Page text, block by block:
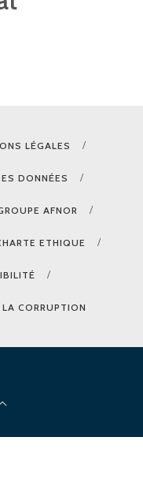
LÉGALES
DONNÉES
AFNOR
ETHIQUE
CORRUPTION